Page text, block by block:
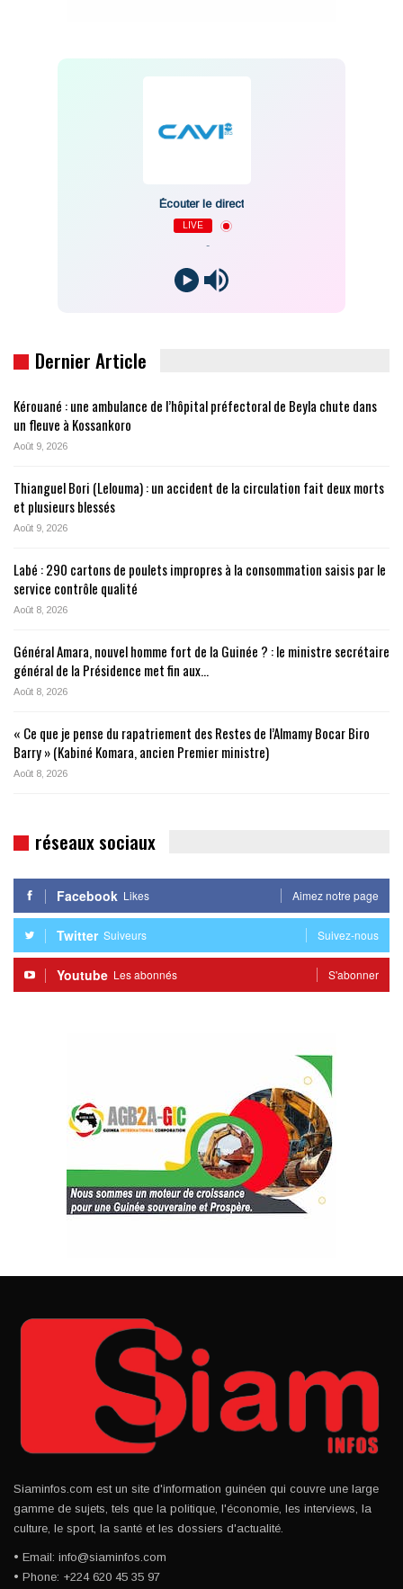
Écouter le direct
LIVE
Dernier Article
Kérouané : une ambulance de l’hôpital préfectoral de Beyla chute dans
un fleuve à Kossankoro
Août 9, 2026
Thianguel Bori (Lelouma) : un accident de la circulation fait deux morts
et plusieurs blessés
Août 9, 2026
Labé : 290 cartons de poulets impropres à la consommation saisis par le
service contrôle qualité
Août 8, 2026
Général Amara, nouvel homme fort de la Guinée ? : le ministre secrétaire
général de la Présidence met fin aux…
Août 8, 2026
« Ce que je pense du rapatriement des Restes de l’Almamy Bocar Biro
Barry » (Kabiné Komara, ancien Premier ministre)
Août 8, 2026
réseaux sociaux
Facebook Likes Aimez notre page
Twitter Suiveurs Suivez-nous
Youtube Les abonnés S'abonner
Siaminfos.com est un site d'information guinéen qui couvre une large
gamme de sujets, tels que la politique, l'économie, les interviews, la
culture, le sport, la santé et les dossiers d'actualité.
• Email: info@siaminfos.com
• Phone: +224 620 45 35 97